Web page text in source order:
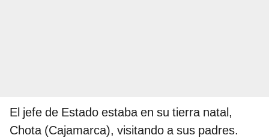
El jefe de Estado estaba en su tierra natal,
Chota (Cajamarca), visitando a sus padres.